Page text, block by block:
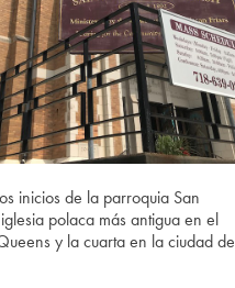
inicios de la parroquia San
polaca más antigua en el
y la cuarta en la ciudad de